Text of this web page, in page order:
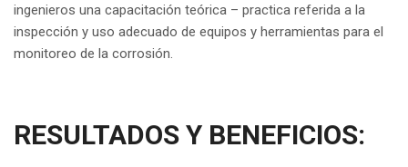
ingenieros una capacitación teórica – practica referida a la
inspección y uso adecuado de equipos y herramientas para el
monitoreo de la corrosión.
RESULTADOS Y BENEFICIOS: